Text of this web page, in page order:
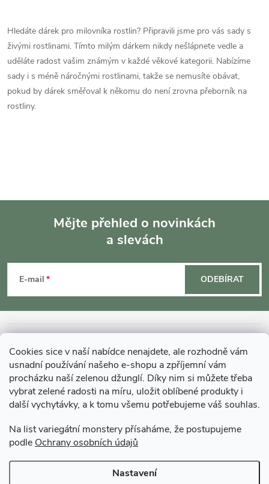
Cookies sice v naší nabídce nenajdete, ale rozhodně vám
usnadní používání našeho e-shopu a zpříjemní vám
procházku naší zelenou džunglí. Díky nim si můžete třeba
vybrat zelené radosti na míru, uložit oblíbené produkty i
další vychytávky, a k tomu všemu potřebujeme váš souhlas.
Na list variegátní monstery přísaháme, že postupujeme
podle Ochrany osobních údajů
Nastavení
v
l
á
d
p
y
v
ý
p
i
s
u
Hledáte dárek pro milovníka rostlin? Připravili jsme pro vás sady s
živými rostlinami. Tímto milým dárkem nikdy nešlápnete vedle a
uděláte radost vašim známým v každé věkové kategorii. Nabízíme
sady i s méně náročnými rostlinami, takže se nemusíte obávat,
pokud by dárek směřoval k někomu do není zrovna přeborník na
rostliny.
p
a
Mějte přehled o novinkách
a slevách
E-mail ODEBÍRAT
MOHLO BY VÁS ZAJÍMAT
O GARDNERS
Gardners Design - Projekt, realizace a údržba zahrad a interiérů